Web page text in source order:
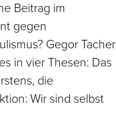
Beitrag im
gegen
Gegor Tacher
in vier Thesen: Das
die
Wir sind selbst